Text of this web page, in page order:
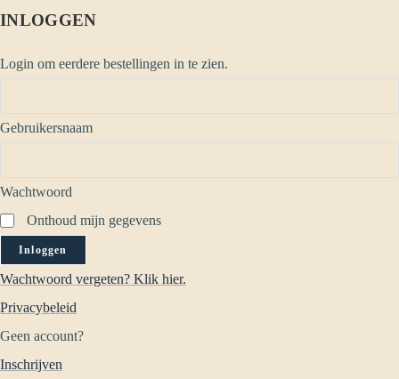
INLOGGEN
Login om eerdere bestellingen in te zien.
Gebruikersnaam
Wachtwoord
Onthoud mijn gegevens
Inloggen
Wachtwoord vergeten? Klik hier.
Privacybeleid
Geen account?
Inschrijven